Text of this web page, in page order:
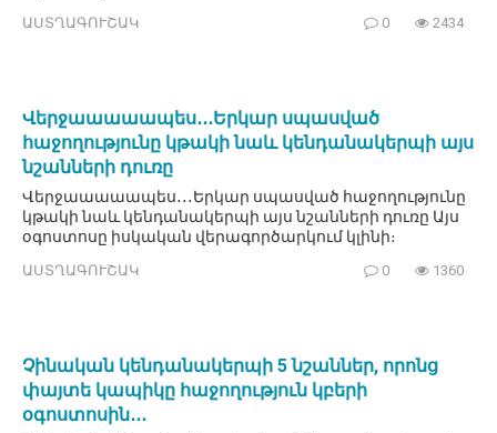
ԱՍՏՂԱԳՈՒՇԱԿ 0 2434
Վերջաաաաապես․․․Երկար սպասված
հաջողությունը կթակի նաև կենդանակերպի այս
նշանների դուռը
Վերջաաաաապես․․․Երկար սպասված հաջողությունը
կթակի նաև կենդանակերպի այս նշանների դուռը Այս
օգոստոսը իսկական վերագործարկում կլինի։
ԱՍՏՂԱԳՈՒՇԱԿ 0 1360
Չինական կենդանակերպի 5 նշաններ, որոնց
փայտե կապիկը հաջողություն կբերի
օգոստոսին․․․